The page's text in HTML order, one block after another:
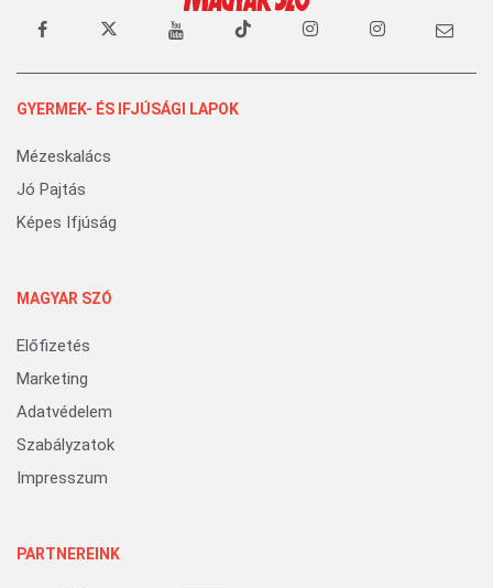
GYERMEK- ÉS IFJÚSÁGI LAPOK
Mézeskalács
Jó Pajtás
Képes Ifjúság
MAGYAR SZÓ
Előfizetés
Marketing
Adatvédelem
Szabályzatok
Impresszum
PARTNEREINK